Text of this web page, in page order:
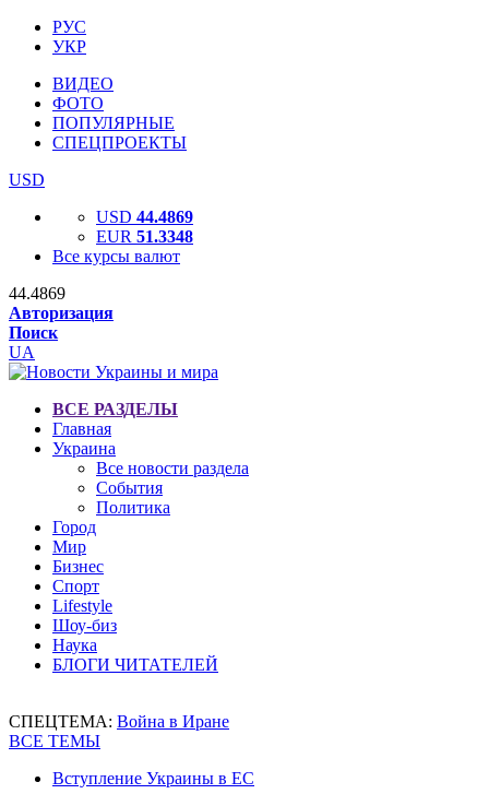
РУС
УКР
ВИДЕО
ФОТО
ПОПУЛЯРНЫЕ
СПЕЦПРОЕКТЫ
USD
USD 44.4869
EUR 51.3348
Все курсы валют
44.4869
Авторизация
Поиск
UA
ВСЕ РАЗДЕЛЫ
Главная
Украина
Все новости раздела
События
Политика
Город
Мир
Бизнес
Спорт
Lifestyle
Шоу-биз
Наука
БЛОГИ ЧИТАТЕЛЕЙ
СПЕЦТЕМА: Война в Иране
ВСЕ ТЕМЫ
Вступление Украины в ЕС